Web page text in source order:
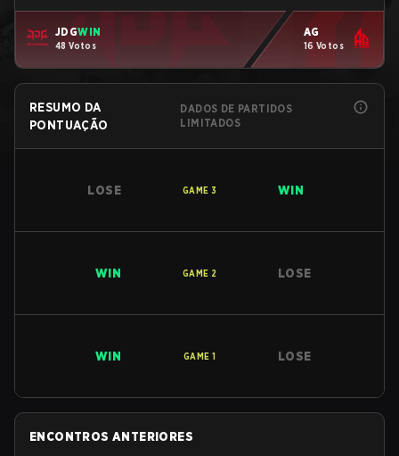
JDGWIN
48 Votos
AG
16 Votos
RESUMO DA
PONTUAÇÃO
DADOS DE PARTIDOS
LIMITADOS
LOSE GAME 3 WIN
WIN GAME 2 LOSE
WIN GAME 1 LOSE
ENCONTROS ANTERIORES